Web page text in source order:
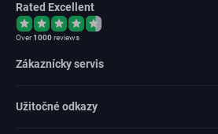
Rated Excellent
Over1000reviews
Zákaznícky servis
Užitočné odkazy